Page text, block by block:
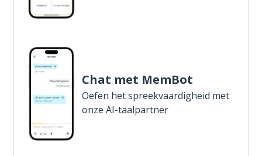
Chat met MemBot
Oefen het spreekvaardigheid met
onze AI-taalpartner